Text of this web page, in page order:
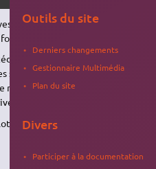
sur votre réseau ainsi que
« Ajouter une
sont immédiatement
type d'adresse qui est
».
dédié peut apporter plus de
Outils du site
Derniers changements
Gestionnaire Multimédia
Plan du site
Divers
Participer à la documentation